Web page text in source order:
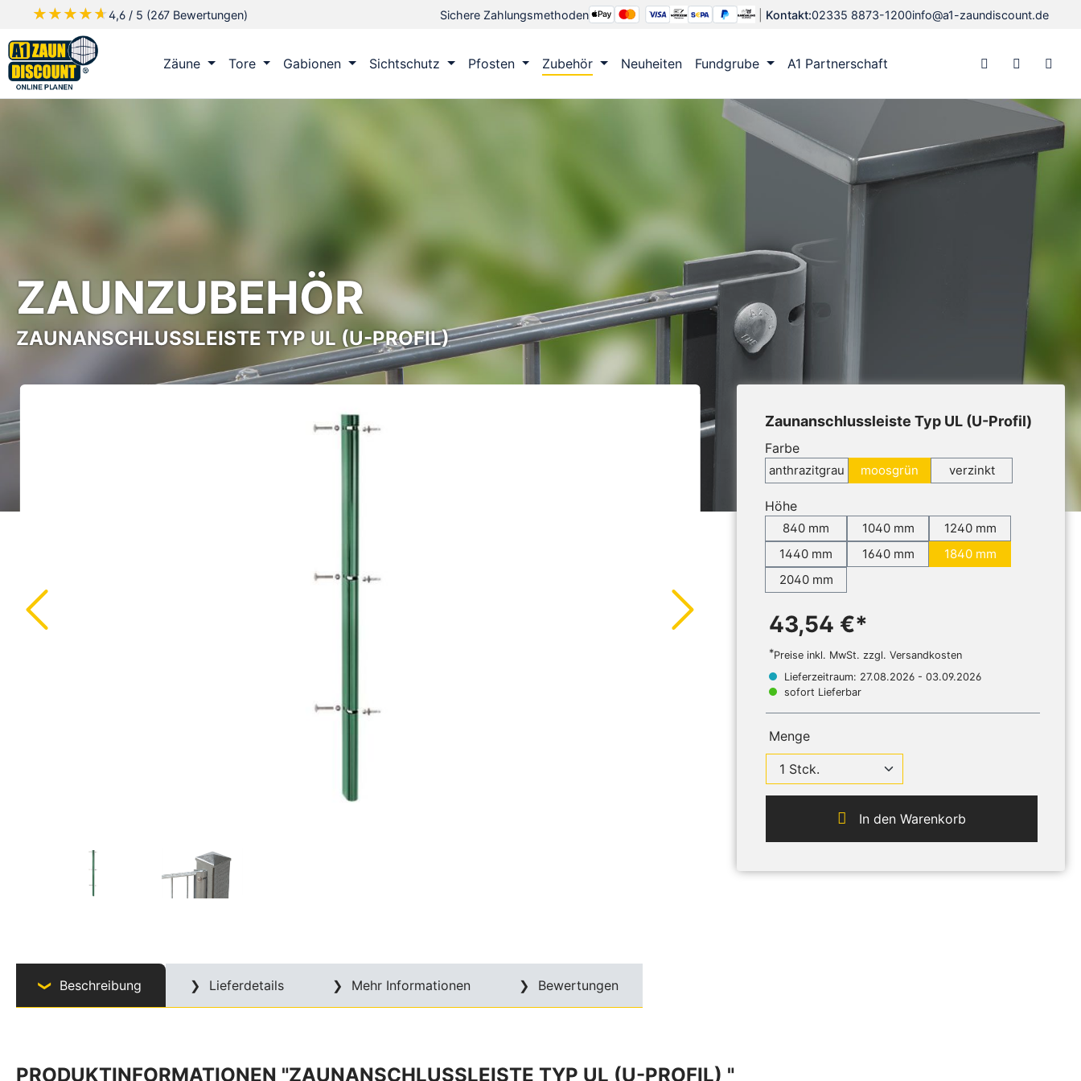
Hauptinhalt springen
Zur Suche springen
Zur Hauptnavigation springen
★★★★★
★★★★★4,6 / 5 (267 Bewertungen) Sichere Zahlungsmethoden Kontakt:02335 8873-1200info@a1-zaundiscount.de
Zäune Tore Gabionen Sichtschutz Pfosten Zubehör Neuheiten Fundgrube A1 Partnerschaft
ZAUNZUBEHÖR
ZAUNANSCHLUSSLEISTE TYP UL (U-PROFIL)
Zaunanschlussleiste Typ UL (U-Profil)
Farbe
anthrazitgrau moosgrün verzinkt
Höhe
840 mm 1040 mm
1240 mm
1440 mm
1640 mm
1840 mm
2040 mm
43,54 €*
*Preise inkl. MwSt. zzgl. Versandkosten
Lieferzeitraum: 27.08.2026 - 03.09.2026
sofort Lieferbar
Menge
In den Warenkorb
Beschreibung Lieferdetails Mehr Informationen Bewertungen
PRODUKTINFORMATIONEN "ZAUNANSCHLUSSLEISTE TYP UL (U-PROFIL) "